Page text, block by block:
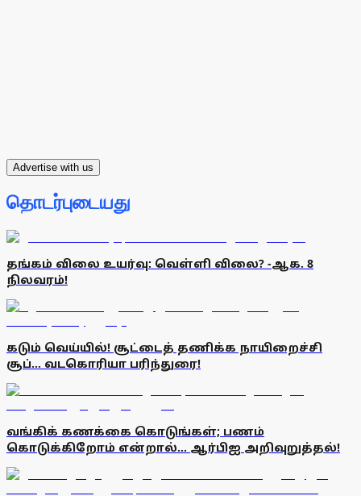
Advertise with us
தொடர்புடையது
தங்கம் விலை உயர்வு: வெள்ளி விலை? -ஆக. 8
நிலவரம்!
கடும் வெய்யில்! சூட்டைத் தணிக்க நாயிறைச்சி
சூப்... வடகொரியா பரிந்துரை!
வங்கிக் கணக்கை கொடுங்கள்; பணம்
கொடுக்கிறோம் என்றால்... ஆர்பிஐ அறிவுறுத்தல்!